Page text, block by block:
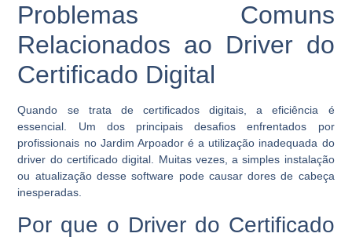
Problemas Comuns
Relacionados ao Driver do
Certificado Digital
Quando se trata de certificados digitais, a eficiência é
essencial. Um dos principais desafios enfrentados por
profissionais no Jardim Arpoador é a utilização inadequada do
driver do certificado digital. Muitas vezes, a simples instalação
ou atualização desse software pode causar dores de cabeça
inesperadas.
Por que o Driver do Certificado